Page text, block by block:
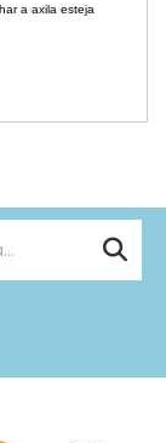
a axila esteja